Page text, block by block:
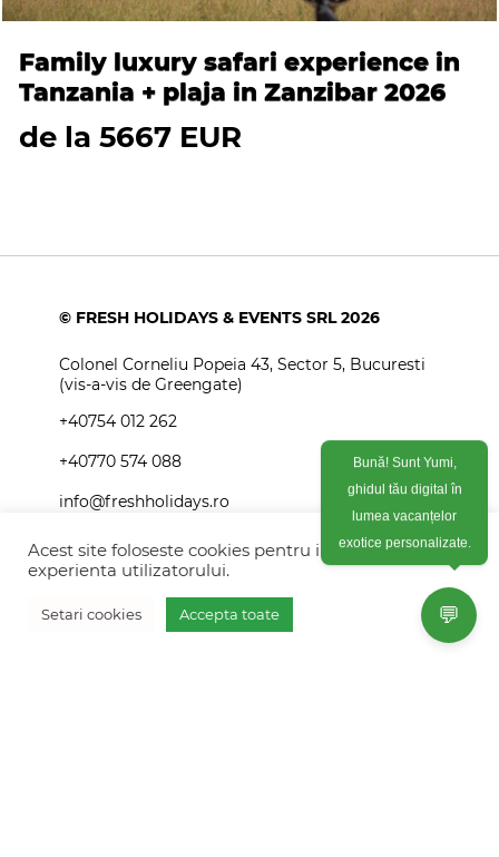
Family luxury safari experience in
Tanzania + plaja in Zanzibar 2026
de la 5667 EUR
Vreau oferta personalizata
© FRESH HOLIDAYS & EVENTS SRL 2026
Colonel Corneliu Popeia 43, Sector 5, Bucuresti
(vis-a-vis de Greengate)
+40754 012 262
+40770 574 088
info@freshholidays.ro
Povestile noastre
Contact Fresh Holidays
Acest site foloseste cookies pentru imbunatati
experienta utilizatorului.
Setari cookies Accepta toate 💬
Bună! Sunt Yumi,
ghidul tău digital în
lumea vacanțelor
exotice personalizate.